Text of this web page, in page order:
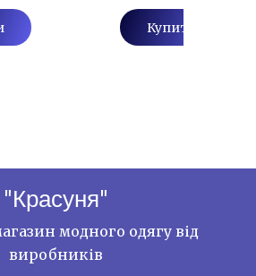
Купити
"Красуня"
модного одягу від
виробників